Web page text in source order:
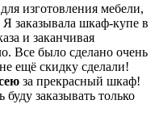
изготовления мебели,
заказывала шкаф-купе в
и заканчивая
Все было сделано очень
ещё скидку сделали!
за прекрасный шкаф!
заказывать только